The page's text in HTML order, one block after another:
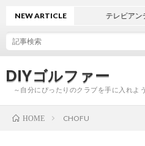
DIYゴルファー
～自分にぴったりのクラブを手に入れよ
NEW ARTICLE テレビアンテ
HOME CHOFU